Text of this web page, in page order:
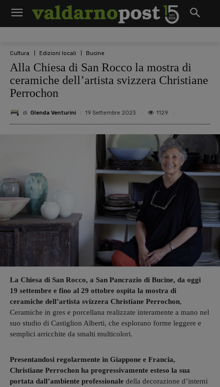
Cultura Edizioni locali Bucine
Alla Chiesa di San Rocco la mostra di
ceramiche dell’artista svizzera Christiane
Perrochon
di Glenda Venturini 19 Settembre 2023 1129
La Chiesa di San Rocco, a San Pancrazio di Bucine, da oggi
19 settembre e fino al 29 ottobre ospita la mostra di
ceramiche dell’artista svizzera Christiane Perrochon,
Ceramiche in gres e porcellana realizzate interamente a mano nel
suo studio di Castiglion Alberti, che esplorano forme leggere e
semplici arricchite da smalti multicolori. ​
Presentandosi regolarmente in Giappone e Francia,
Christiane Perrochon ha progressivamente esteso la sua
portata dall’ambiente professionale della decorazione d’interni